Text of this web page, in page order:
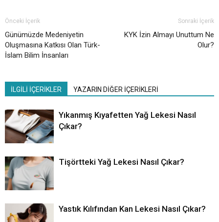
Önceki İçerik
Günümüzde Medeniyetin
Oluşmasına Katkısı Olan Türk-
İslam Bilim İnsanları
Sonraki İçerik
KYK İzin Almayı Unuttum Ne
Olur?
İLGİLİ İÇERİKLER YAZARIN DİĞER İÇERİKLERİ
Yıkanmış Kıyafetten Yağ Lekesi Nasıl
Çıkar?
Tişörtteki Yağ Lekesi Nasıl Çıkar?
Yastık Kılıfından Kan Lekesi Nasıl Çıkar?